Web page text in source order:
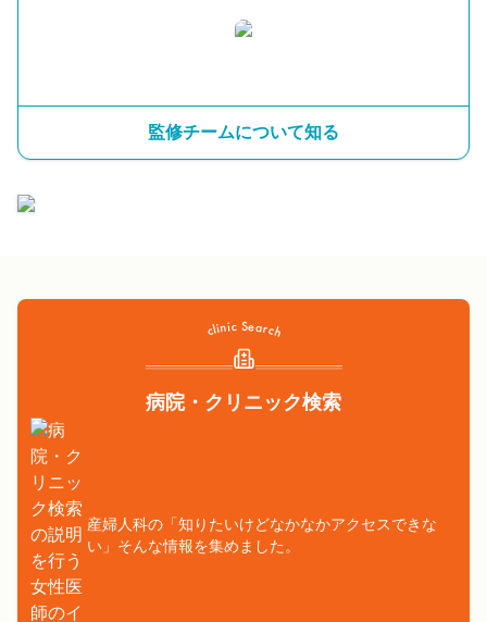
監修チームについて知る
病院・クリニック検索
産婦人科の「知りたいけどなかなかアクセスできな
い」そんな情報を集めました。